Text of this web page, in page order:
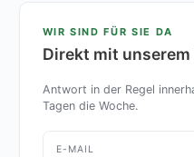
WIR SIND FÜR SIE DA
Direkt mit unserem
Antwort in der Regel
Tagen die Woche.
E-MAIL